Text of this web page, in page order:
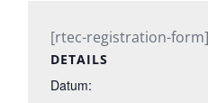
[rtec-registration-form]
DETAILS
Datum: